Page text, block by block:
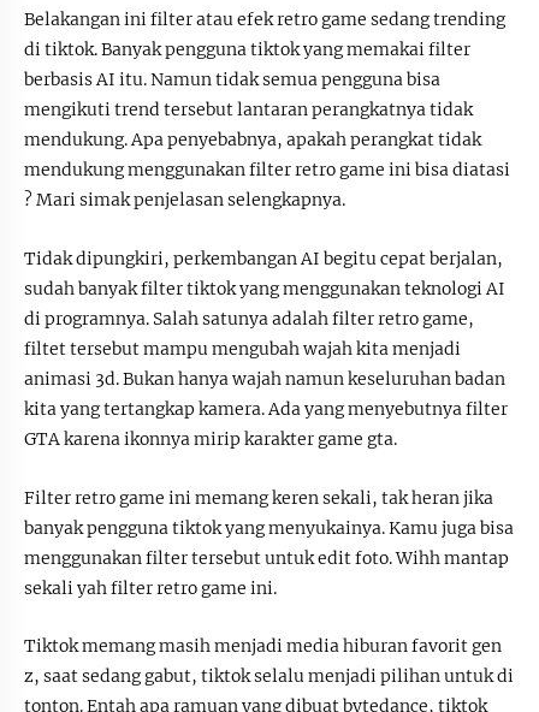
Belakangan ini filter atau efek retro game sedang trending
di tiktok. Banyak pengguna tiktok yang memakai filter
berbasis AI itu. Namun tidak semua pengguna bisa
mengikuti trend tersebut lantaran perangkatnya tidak
mendukung. Apa penyebabnya, apakah perangkat tidak
mendukung menggunakan filter retro game ini bisa diatasi
? Mari simak penjelasan selengkapnya.
Tidak dipungkiri, perkembangan AI begitu cepat berjalan,
sudah banyak filter tiktok yang menggunakan teknologi AI
di programnya. Salah satunya adalah filter retro game,
filtet tersebut mampu mengubah wajah kita menjadi
animasi 3d. Bukan hanya wajah namun keseluruhan badan
kita yang tertangkap kamera. Ada yang menyebutnya filter
GTA karena ikonnya mirip karakter game gta.
Filter retro game ini memang keren sekali, tak heran jika
banyak pengguna tiktok yang menyukainya. Kamu juga bisa
menggunakan filter tersebut untuk edit foto. Wihh mantap
sekali yah filter retro game ini.
Tiktok memang masih menjadi media hiburan favorit gen
z, saat sedang gabut, tiktok selalu menjadi pilihan untuk di
tonton. Entah apa ramuan yang dibuat bytedance, tiktok